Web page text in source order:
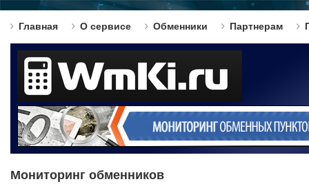
Главная О сервисе Обменники Партнерам
Мониторинг обменников